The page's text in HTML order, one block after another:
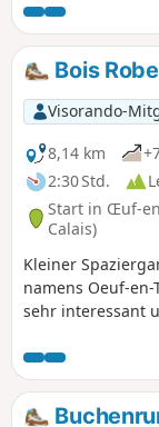
und
Stück Weg führt
(gut beschattet),
schönen Dorf
Bois
Visorando-
8,14 km
2:30 Std.
Start in Œuf-
Calais)
Kleiner
namens Oeuf-
sehr interessant
einigen Rehen.